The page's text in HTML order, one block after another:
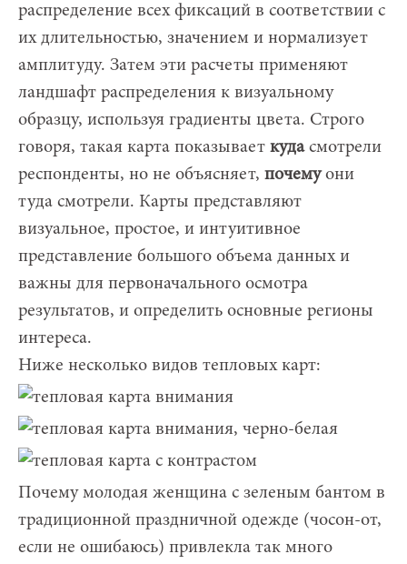
распределение всех фиксаций в соответствии с
их длительностью, значением и нормализует
амплитуду. Затем эти расчеты применяют
ландшафт распределения к визуальному
образцу, используя градиенты цвета. Строго
говоря, такая карта показывает кудасмотрели
респонденты, но не объясняет, почемуони
туда смотрели. Карты представляют
визуальное, простое, и интуитивное
представление большого объема данных и
важны для первоначального осмотра
результатов, и определить основные регионы
интереса.
Ниже несколько видов тепловых карт:
Почему молодая женщина с зеленым бантом в
традиционной праздничной одежде (чосон-от,
если не ошибаюсь) привлекла так много